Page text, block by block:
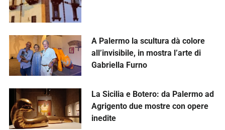
A Palermo la scultura dà colore
all’invisibile, in mostra l’arte di
Gabriella Furno
La Sicilia e Botero: da Palermo ad
Agrigento due mostre con opere
inedite